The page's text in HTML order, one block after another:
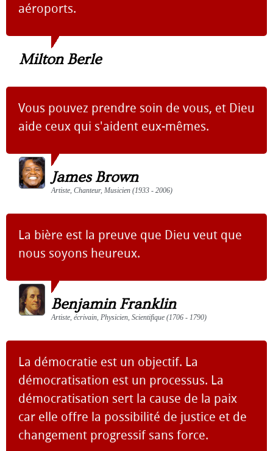
aéroports.
Milton Berle
Vous pouvez prendre soin de vous, et Dieu
aide ceux qui s'aident eux-mêmes.
James Brown
Artiste, Chanteur, Musicien (1933 - 2006)
La bière est la preuve que Dieu veut que
nous soyons heureux.
Benjamin Franklin
Artiste, écrivain, Physicien, Scientifique (1706 - 1790)
La démocratie est un objectif. La
démocratisation est un processus. La
démocratisation sert la cause de la paix
car elle offre la possibilité de justice et de
changement progressif sans force.